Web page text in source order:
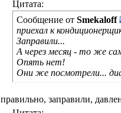
Цитата:
Сообщение от Smekaloff
приехал к
Заправили...
А через месяц - то же
Опять нет!
Они же посмотрели...
правильно, заправили,